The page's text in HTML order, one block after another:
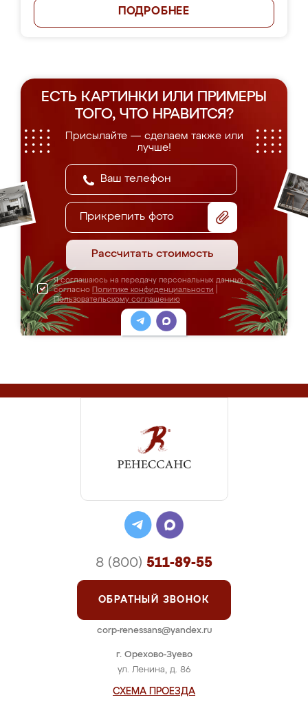
ПОДРОБНЕЕ
ЕСТЬ КАРТИНКИ ИЛИ ПРИМЕРЫ
ТОГО, ЧТО НРАВИТСЯ?
Присылайте — сделаем также или
лучше!
Прикрепить фото
Рассчитать стоимость
Я соглашаюсь на передачу персональных данных
согласно Политике конфиденциальности
Пользовательскому соглашению
г. Орехово-Зуево
ул. Ленина, д. 86
СХЕМА ПРОЕЗДА
8 (800) 511-89-55
ОБРАТНЫЙ ЗВОНОК
corp-renessans@yandex.ru